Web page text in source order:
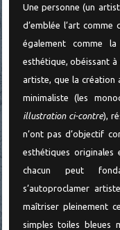
Une personne (un
d’emblée l’art
également comme
esthétique, obéissant
artiste, que la création
minimaliste (les
illustration ci-contre),
n’ont pas d’objectif
esthétiques
chacun peut
s’autoproclamer
maîtriser pleinement
simples toiles bleues